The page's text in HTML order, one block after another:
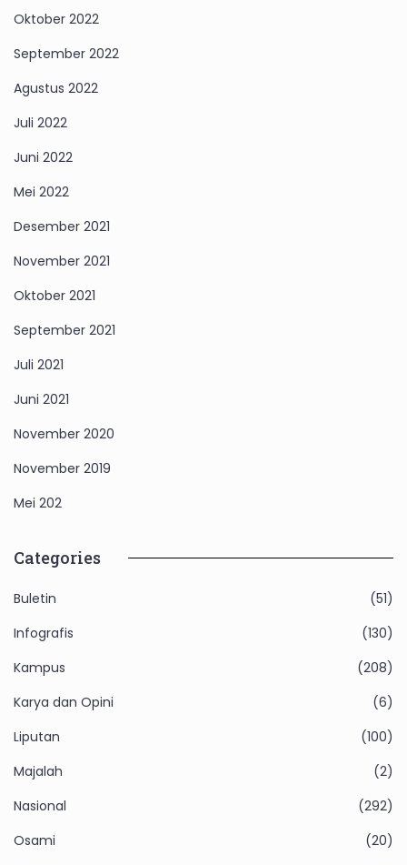
Oktober 2022
September 2022
Agustus 2022
Juli 2022
Juni 2022
Mei 2022
Desember 2021
November 2021
Oktober 2021
September 2021
Juli 2021
Juni 2021
November 2020
November 2019
Mei 202
Categories
Buletin
(51)
Infografis
(130)
Kampus
(208)
Karya dan Opini
(6)
Liputan
(100)
Majalah
(2)
Nasional
(292)
Osami
(20)